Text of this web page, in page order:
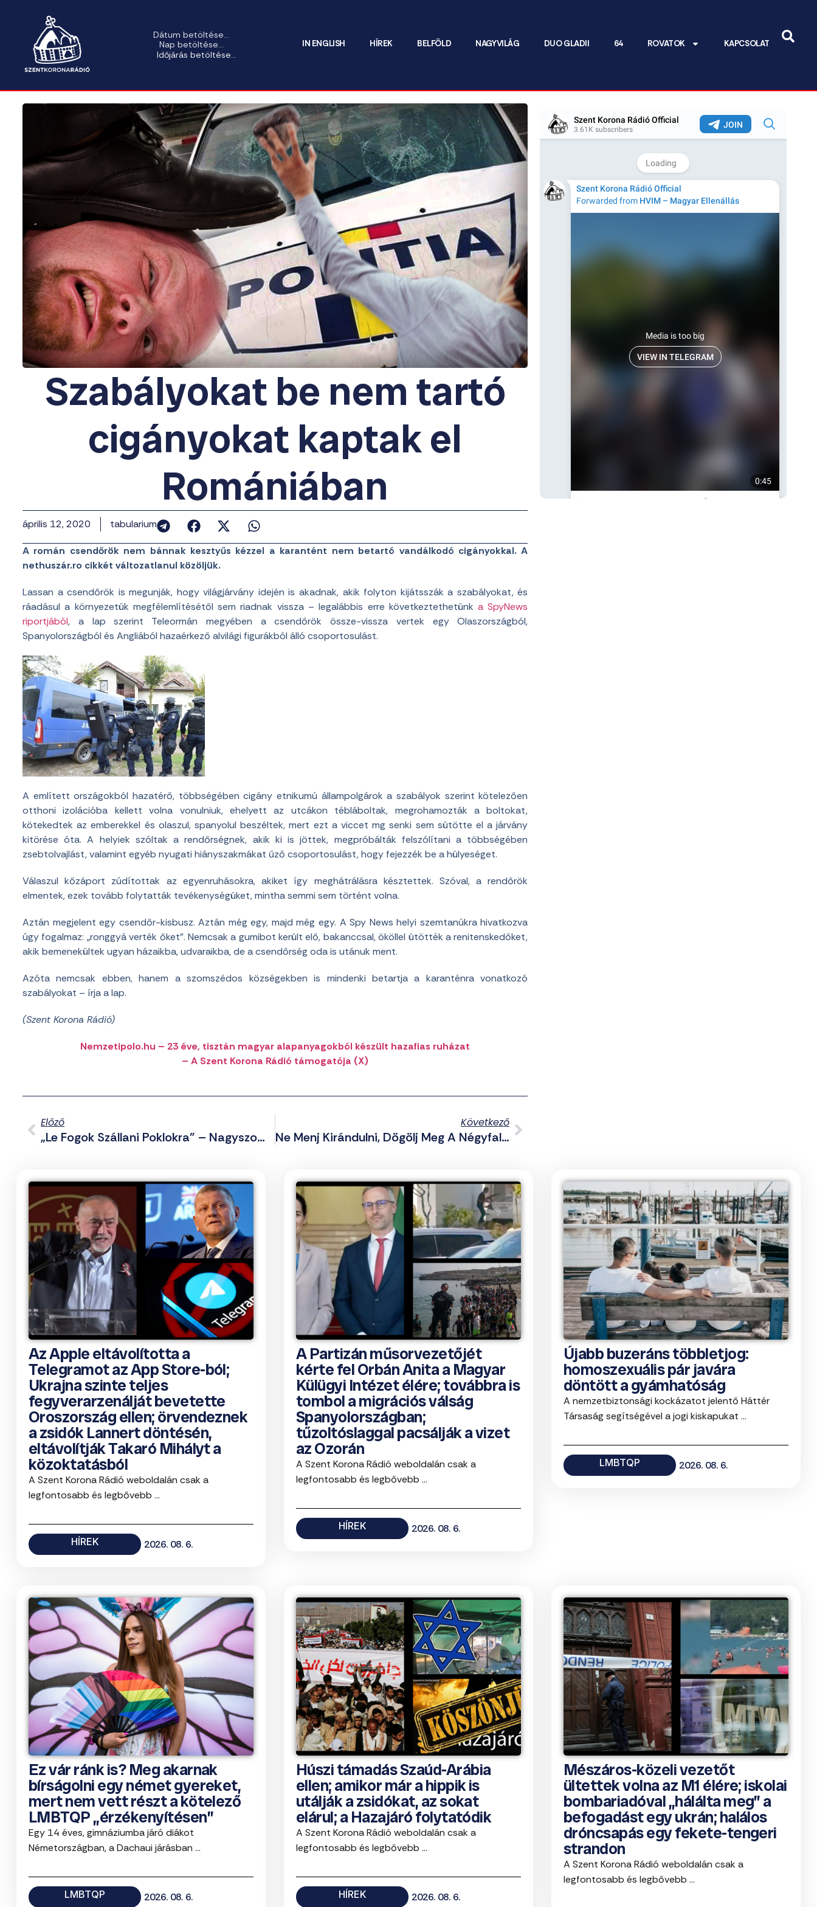
Dátum betöltése...
Nap betöltése...
Időjárás betöltése...
IN ENGLISH HÍREK BELFÖLD NAGYVILÁG DUO GLADII 64 ROVATOK KAPCSOLAT
Szabályokat be nem tartó
cigányokat kaptak el
Romániában
április 12, 2020 tabularium
A román csendőrök nem bánnak kesztyűs kézzel a karantént nem betartó vandálkodó cigányokkal. A
nethuszár.ro cikkét változatlanul közöljük.
Lassan a csendőrök is megunják, hogy világjárvány idején is akadnak, akik folyton kijátsszák a szabályokat, és
ráadásul a környezetük megfélemlítésétől sem riadnak vissza – legalábbis erre következtethetünka SpyNews
riportjából, a lap szerint Teleormán megyében a csendőrök össze-vissza vertek egy Olaszországból,
Spanyolországból és Angliából hazaérkező alvilági figurákból álló csoportosulást.
A említett országokból hazatérő, többségében cigány etnikumú állampolgárok a szabályok szerint kötelezően
otthoni izolációba kellett volna vonulniuk, ehelyett az utcákon tébláboltak, megrohamozták a boltokat,
kötekedtek az emberekkel és olaszul, spanyolul beszéltek, mert ezt a viccet mg senki sem sütötte el a járvány
kitörése óta. A helyiek szóltak a rendőrségnek, akik ki is jöttek, megpróbálták felszólítani a többségében
zsebtolvajlást, valamint egyéb nyugati hiányszakmákat űző csoportosulást, hogy fejezzék be a hülyeséget.
Válaszul kőzáport zúdítottak az egyenruhásokra, akiket így meghátrálásra késztettek. Szóval, a rendőrök
elmentek, ezek tovább folytatták tevékenységüket, mintha semmi sem történt volna.
Aztán megjelent egy csendőr-kisbusz. Aztán még egy, majd még egy. A Spy News helyi szemtanúkra hivatkozva
úgy fogalmaz: „ronggyá verték őket”. Nemcsak a gumibot került elő, bakanccsal, ököllel ütötték a renitenskedőket,
akik bemenekültek ugyan házaikba, udvaraikba, de a csendőrség oda is utánuk ment.
Azóta nemcsak ebben, hanem a szomszédos községekben is mindenki betartja a karanténra vonatkozó
szabályokat – írja a lap.
(Szent Korona Rádió)
Nemzetipolo.hu – 23 éve, tisztán magyar alapanyagokból készült hazafias ruházat
– A Szent Korona Rádió támogatója (X)
Előző
„Le Fogok Szállani Poklokra” – Nagyszombat
Következő
Ne Menj Kirándulni, Dögölj Meg A Négyfal Között, A Képernyő Előtt Ülve
Az Apple eltávolította a
Telegramot az App Store-ból;
Ukrajna szinte teljes
fegyverarzenálját bevetette
Oroszország ellen; örvendeznek
a zsidók Lannert döntésén,
eltávolítják Takaró Mihályt a
közoktatásból
A Szent Korona Rádió weboldalán csak a
legfontosabb és legbővebb ...
HÍREK 2026. 08. 6.
A Partizán műsorvezetőjét
kérte fel Orbán Anita a Magyar
Külügyi Intézet élére; továbbra is
tombol a migrációs válság
Spanyolországban;
tűzoltóslaggal pacsálják a vizet
az Ozorán
A Szent Korona Rádió weboldalán csak a
legfontosabb és legbővebb ...
HÍREK 2026. 08. 6.
Újabb buzeráns többletjog:
homoszexuális pár javára
döntött a gyámhatóság
A nemzetbiztonsági kockázatot jelentő Háttér
Társaság segítségével a jogi kiskapukat ...
LMBTQP 2026. 08. 6.
Ez vár ránk is? Meg akarnak
bírságolni egy német gyereket,
mert nem vett részt a kötelező
LMBTQP „érzékenyítésen”
Egy 14 éves, gimnáziumba járó diákot
Németországban, a Dachaui járásban ...
LMBTQP 2026. 08. 6.
Húszi támadás Szaúd-Arábia
ellen; amikor már a hippik is
utálják a zsidókat, az sokat
elárul; a Hazajáró folytatódik
A Szent Korona Rádió weboldalán csak a
legfontosabb és legbővebb ...
HÍREK 2026. 08. 6.
Mészáros-közeli vezetőt
ültettek volna az M1 élére; iskolai
bombariadóval „hálálta meg” a
befogadást egy ukrán; halálos
dróncsapás egy fekete-tengeri
strandon
A Szent Korona Rádió weboldalán csak a
legfontosabb és legbővebb ...